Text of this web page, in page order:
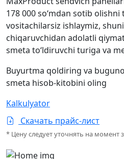
178 000 so‘mdan sotib
vositachilarsiz ishlaymiz,
chiqaruvchidan adolatli
smeta to‘ldiruvchi turiga va
Buyurtma qoldiring va
smeta hisob-kitobini oling
Kalkulyator
Скачать прайс-лист
* Цену следует уточнять на момент